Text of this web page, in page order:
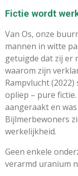
Fictie wordt
Van Os, onze
mannen in witte
getuigde dat zij er
waarom zijn
Rampvlucht
opliep – pure
aangeraakt en
Bijlmerbewoners
werkelijkheid.
Geen enkele
verarmd uranium